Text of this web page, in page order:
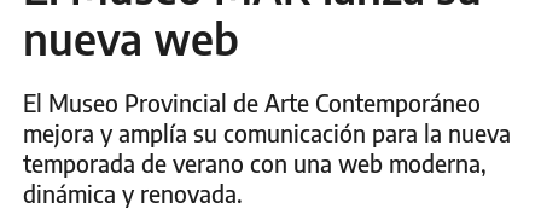
nueva web
El Museo Provincial de Arte Contemporáneo
mejora y amplía su comunicación para la nueva
temporada de verano con una web moderna,
dinámica y renovada.